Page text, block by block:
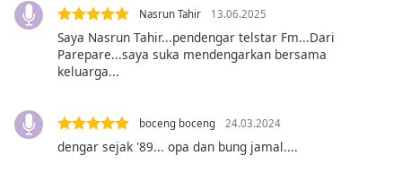
subtitles
settings,
opens
subtitles
dialog
subtitles
,
Nasrun Tahir 13.06.2025
Saya Nasrun Tahir...pendengar telstar Fm...Dari
Parepare...saya suka mendengarkan bersama
keluarga...
boceng boceng 24.03.2024
dengar sejak '89... opa dan bung jamal....